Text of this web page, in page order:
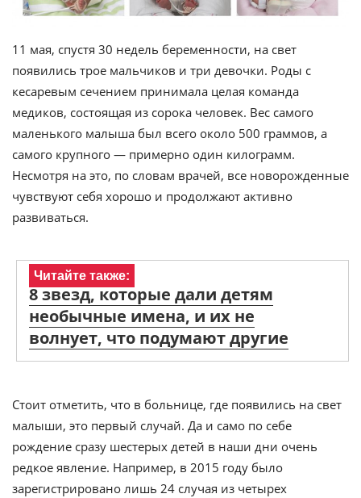
11 мая, спустя 30 недель беременности, на свет
появились трое мальчиков и три девочки. Роды с
кесаревым сечением принимала целая команда
медиков, состоящая из сорока человек. Вес самого
маленького малыша был всего около 500 граммов, а
самого крупного — примерно один килограмм.
Несмотря на это, по словам врачей, все новорожденные
чувствуют себя хорошо и продолжают активно
развиваться.
Читайте также:
8 звезд, которые дали детям
необычные имена, и их не
волнует, что подумают другие
Стоит отметить, что в больнице, где появились на свет
малыши, это первый случай. Да и само по себе
рождение сразу шестерых детей в наши дни очень
редкое явление. Например, в 2015 году было
зарегистрировано лишь 24 случая из четырех